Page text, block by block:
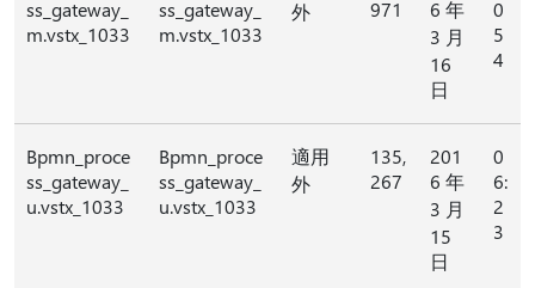
ss_gateway_
m.vstx_1033
ss_gateway_
m.vstx_1033
外
971
6 年
3 月
16
日
0
5
4
Bpmn_proce
ss_gateway_
u.vstx_1033
Bpmn_proce
ss_gateway_
u.vstx_1033
適用
外
135,
267
201
6 年
3 月
15
日
0
6:
2
3